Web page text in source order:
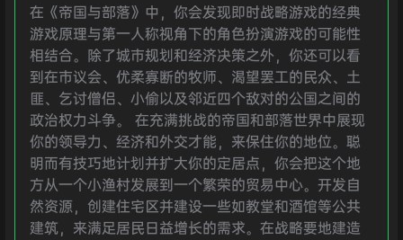
在《帝国与部落》中，你会发现即时战略游戏的经典
游戏原理与第一人称视角下的角色扮演游戏的可能性
相结合。除了城市规划和经济决策之外，你还可以看
到在市议会、优柔寡断的牧师、渴望罢工的民众、土
匪、乞讨僧侣、小偷以及邻近四个敌对的公国之间的
政治权力斗争。 在充满挑战的帝国和部落世界中展现
你的领导力、经济和外交才能，来保住你的地位。聪
明而有技巧地计划并扩大你的定居点，你会把这个地
方从一个小渔村发展到一个繁荣的贸易中心。开发自
然资源，创建住宅区并建设一些如教堂和酒馆等公共
建筑，来满足居民日益增长的需求。在战略要地建造